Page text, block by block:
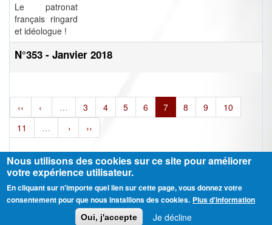
Le patronat
français ringard
et idéologue !
N°353 - Janvier 2018
‹‹ ‹ … 3 4 5 6 7 8 9
10
11
… › ››
Ⓒ CGT Fédération THCB - Tous les droits réservés - Mentions légales
Contactez-nous
Nous utilisons des cookies sur ce site pour améliorer
votre expérience utilisateur.
En cliquant sur n'importe quel lien sur cette page, vous donnez votre
consentement pour que nous installions des cookies. Plus d'information
Oui, j'accepte Je décline